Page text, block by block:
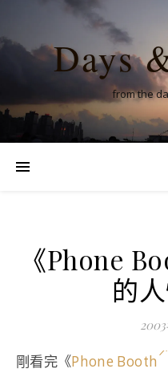
Days
from the
《Phone
的
剛看完《Phone Booth